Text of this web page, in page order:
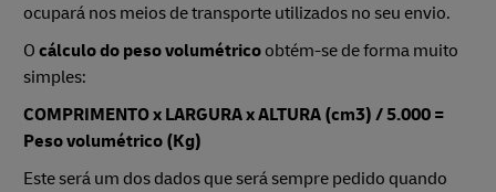
ocupará nos meios de transporte utilizados no seu envio.
O cálculo do peso volumétrico obtém-se de forma muito
simples:
COMPRIMENTO x LARGURA x ALTURA (cm3) / 5.000 =
Peso volumétrico (Kg)
Este será um dos dados que será sempre pedido quando